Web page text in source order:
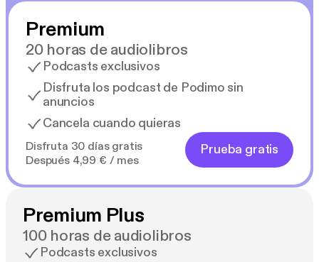
Premium
20 horas de audiolibros
Podcasts exclusivos
Disfruta los podcast de Podimo sin
anuncios
Cancela cuando quieras
Disfruta 30 días gratis
Después 4,99 € / mes
Prueba gratis
Premium Plus
100 horas de audiolibros
Podcasts exclusivos